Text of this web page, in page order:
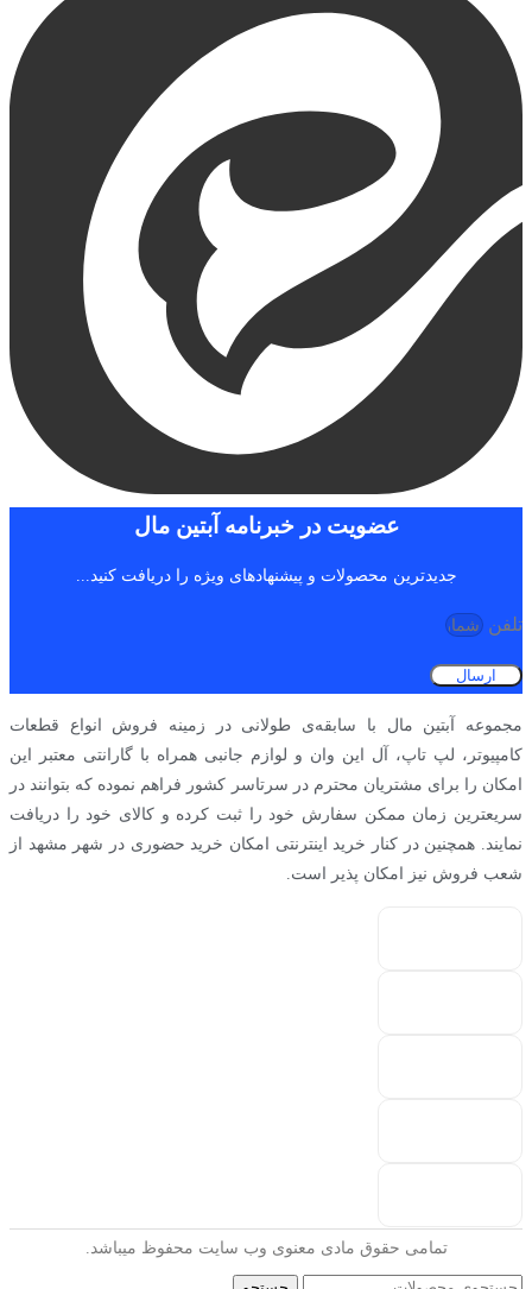
عضویت در خبرنامه آبتین مال
جدیدترین محصولات و پیشنهادهای ویژه را دریافت کنید...
تلفن
ارسال
مجموعه آبتین مال با سابقه‌ی طولانی در زمینه فروش انواع قطعات
کامپیوتر، لپ تاپ، آل این وان و لوازم جانبی همراه با گارانتی معتبر این
امکان را برای مشتریان محترم در سرتاسر کشور فراهم نموده که بتوانند در
سریعترین زمان ممکن سفارش خود را ثبت کرده و کالای خود را دریافت
نمایند. همچنین در کنار خرید اینترنتی امکان خرید حضوری در شهر مشهد از
شعب فروش نیز امکان پذیر است.
تمامی حقوق مادی معنوی وب سایت محفوظ میباشد.